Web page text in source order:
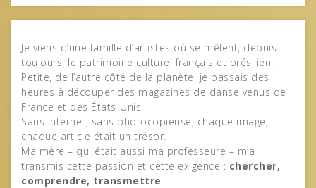
Je viens d’une famille d’artistes où se mêlent, depuis
toujours, le patrimoine culturel français et brésilien.
Petite, de l’autre côté de la planète, je passais des
heures à découper des magazines de danse venus de
France et des États‑Unis.
Sans internet, sans photocopieuse, chaque image,
chaque article était un trésor.
Ma mère – qui était aussi ma professeure – m’a
transmis cette passion et cette exigence : chercher,
comprendre, transmettre.